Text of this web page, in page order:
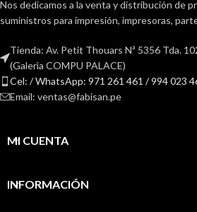
Nos dedicamos a la venta y distribución de
suministros para impresión, impresoras,
Tienda: Av. Petit Thouars Nª 5356 Tda.
(Galerìa COMPU PALACE)
Cel: / WhatsApp: 971 261 461 / 994 023
Email: ventas@fabisan.pe
MI CUENTA
INFORMACIÓN